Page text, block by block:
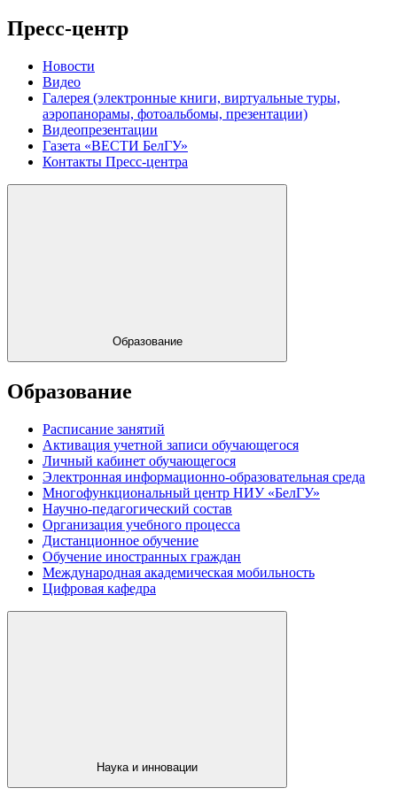
Пресс-центр
Новости
Видео
Галерея (электронные книги, виртуальные туры,
аэропанорамы, фотоальбомы, презентации)
Видеопрезентации
Газета «ВЕСТИ БелГУ»
Контакты Пресс-центра
Образование
Образование
Расписание занятий
Активация учетной записи обучающегося
Личный кабинет обучающегося
Электронная информационно-образовательная среда
Многофункциональный центр НИУ «БелГУ»
Научно-педагогический состав
Организация учебного процесса
Дистанционное обучение
Обучение иностранных граждан
Международная академическая мобильность
Цифровая кафедра
Наука и инновации